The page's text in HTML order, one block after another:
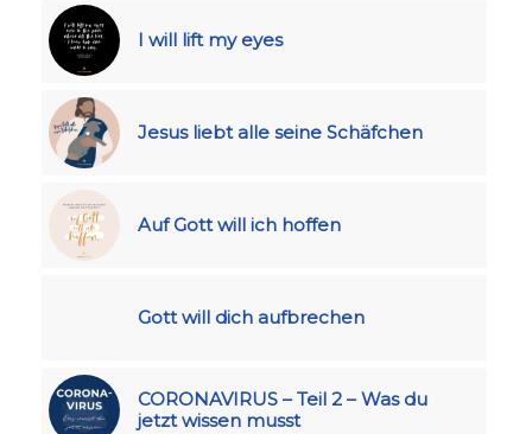
I will lift my eyes
Jesus liebt alle seine Schäfchen
Auf Gott will ich hoffen
Gott will dich aufbrechen
CORONAVIRUS – Teil 2 – Was du
jetzt wissen musst